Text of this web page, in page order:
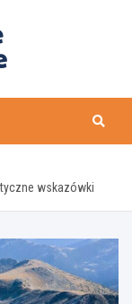
wskazówki